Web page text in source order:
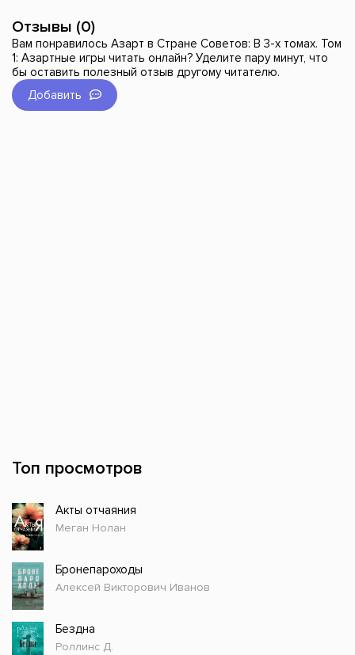
Отзывы (0)
Вам понравилось Азарт в Стране Советов: В 3-х томах. Том
1: Азартные игры читать онлайн? Уделите пару минут, что
бы оставить полезный отзыв другому читателю.
Добавить
Топ просмотров
Акты отчаяния
Меган Нолан
Бронепароходы
Алексей Викторович Иванов
Бездна
Роллинс Д.